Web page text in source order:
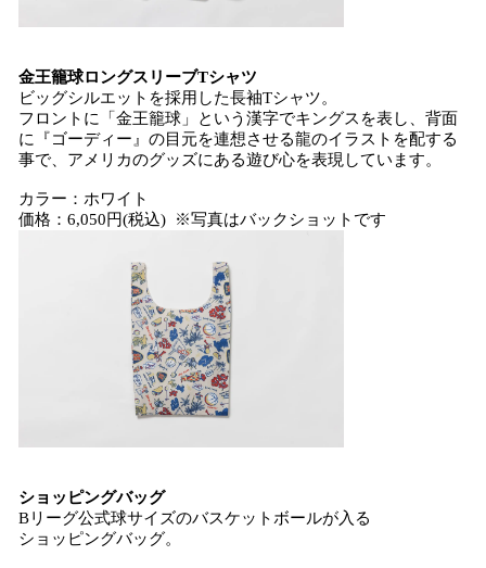
金王籠球ロングスリーブTシャツ
ビッグシルエットを採用した長袖Tシャツ。
フロントに「金王籠球」という漢字でキングスを表し、背面
に『ゴーディー』の目元を連想させる龍のイラストを配する
事で、アメリカのグッズにある遊び心を表現しています。
カラー：ホワイト
価格：6,050円(税込) ※写真はバックショットです
ショッピングバッグ
Bリーグ公式球サイズのバスケットボールが入る
ショッピングバッグ。